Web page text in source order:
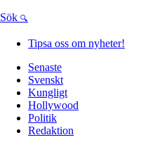
Sök
Tipsa oss om nyheter!
Senaste
Svenskt
Kungligt
Hollywood
Politik
Redaktion